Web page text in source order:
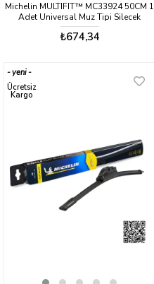
Michelin MULTIFIT™ MC33924 50CM 1
Adet Universal Muz Tipi Silecek
₺674,34
yeni
ürün
Ücretsiz
Kargo